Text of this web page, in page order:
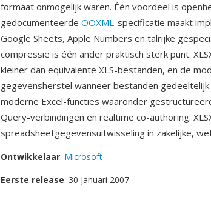
formaat onmogelijk waren. Één voordeel is
gedocumenteerde OOXML-specificatie maakt
Google Sheets, Apple Numbers en talrijke
compressie is één ander praktisch sterk punt:
kleiner dan equivalente XLS-bestanden, en de
gegevensherstel wanneer bestanden
moderne Excel-functies waaronder
Query-verbindingen en realtime co-authoring.
spreadsheetgegevensuitwisseling in zakelijke,
Ontwikkelaar: Microsoft
Eerste release: 30 januari 2007